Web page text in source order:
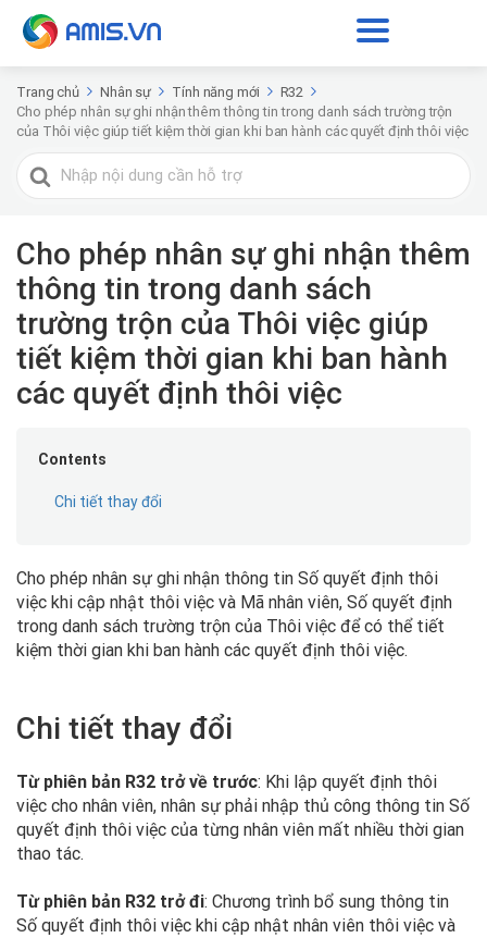
Trang chủ Nhân sự Tính năng mới
R32
Cho phép nhân sự ghi nhận thêm thông tin trong danh sách trường trộn
của Thôi việc giúp tiết kiệm thời gian khi ban hành các quyết định thôi việc
Tìm
kiếm
Cho phép nhân sự ghi nhận thêm
thông tin trong danh sách
trường trộn của Thôi việc giúp
tiết kiệm thời gian khi ban hành
các quyết định thôi việc
Contents
Chi tiết thay đổi
Cho phép nhân sự ghi nhận thông tin Số quyết định thôi
việc khi cập nhật thôi việc và Mã nhân viên, Số quyết định
trong danh sách trường trộn của Thôi việc để có thể tiết
kiệm thời gian khi ban hành các quyết định thôi việc.
Chi tiết thay đổi
Từ phiên bản R32 trở về trước: Khi lập quyết định thôi
việc cho nhân viên, nhân sự phải nhập thủ công thông tin Số
quyết định thôi việc của từng nhân viên mất nhiều thời gian
thao tác.
Từ phiên bản R32 trở đi: Chương trình bổ sung thông tin
Số quyết định thôi việc khi cập nhật nhân viên thôi việc và